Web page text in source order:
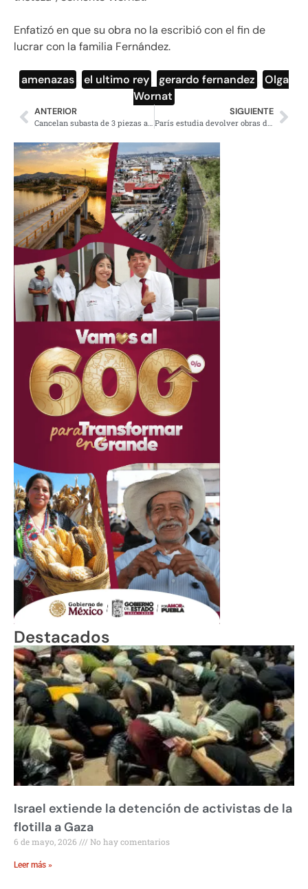
Enfatizó en que su obra no la escribió con el fin de
lucrar con la familia Fernández.
amenazas el ultimo rey gerardo fernandez
Olga
Wornat
ANTERIOR
Cancelan subasta de 3 piezas arqueológicas en Bélgica
SIGUIENTE
París estudia devolver obras de arte a Rusia ante conflicto con Ucrania
Destacados
Israel extiende la detención de activistas de la
flotilla a Gaza
6 de mayo, 2026 No hay comentarios
Leer más »